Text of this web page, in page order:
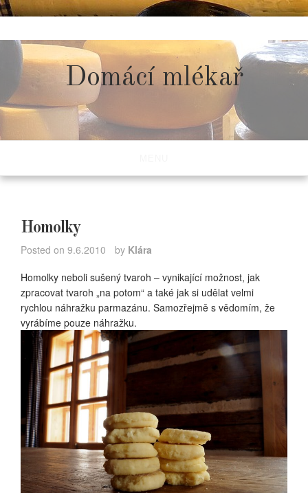
to
content
Domácí mlékař
Homolky
Posted on 9.6.2010 by Klára
Homolky neboli sušený tvaroh – vynikající možnost, jak
zpracovat tvaroh „na potom“ a také jak si udělat velmi
rychlou náhražku parmazánu. Samozřejmě s vědomím, že
vyrábíme pouze náhražku.